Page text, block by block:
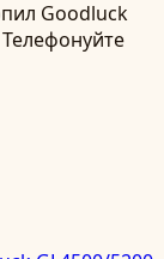
Goodluck
Телефонуйте